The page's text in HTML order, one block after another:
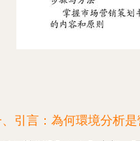
引言：為何環境分析